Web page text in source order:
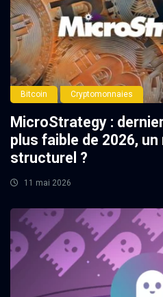
Bitcoin Cryptomonnaies
MicroStrategy :
plus faible de 2026,
structurel ?
11 mai 2026